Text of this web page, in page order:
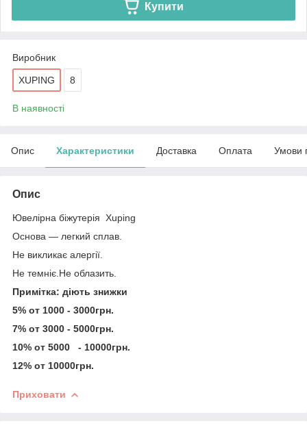
Купити
Виробник
XUPING 8
В наявності
Опис Характеристики Доставка Оплата Умови
Опис
Ювелірна біжутерія Xuping
Основа — легкий сплав.
Не викликає алергії.
Не темніє.Не облазить.
Примітка: діють знижки
5% от 1000 - 3000грн.
7% от 3000 - 5000грн.
10% от 5000 - 10000грн.
12% от 10000грн.
Приховати